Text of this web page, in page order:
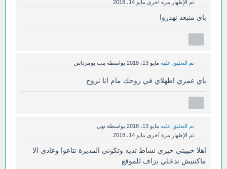
تم الإظهار مرة أخرى مايو 14، 2018
باي منبعد نهدروا
تم التعليق عليه مايو 13، 2018 بواسطة بنت بومرداس
باي عمري اطهلاي في روحك مام انا نروح
تم التعليق عليه مايو 13، 2018 بواسطة نهى
تم الإظهار مرة أخرى مايو 14، 2018
اهلا حبيبتي خيري نشاط تديه وتكوني المديرة نتاعوا وعادي الا
ماكنتيش تدخلي بزاف للموقع